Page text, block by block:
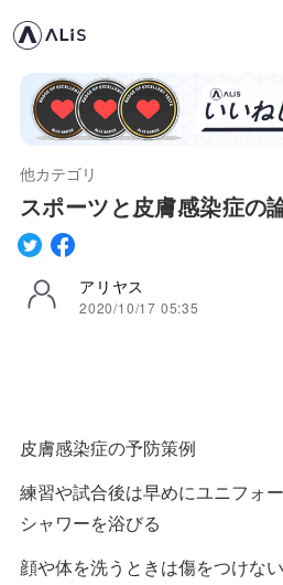
他カテゴリ
スポーツと皮膚感染症の
アリヤス
2020/10/17 05:35
皮膚感染症の予防策例
練習や試合後は早めにユニフォ
シャワーを浴びる
顔や体を洗うときは傷をつけない